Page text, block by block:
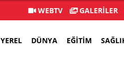
YENİ Parti Manisa İl
WEBTV GALERİLER
YEREL DÜNYA EĞITIM